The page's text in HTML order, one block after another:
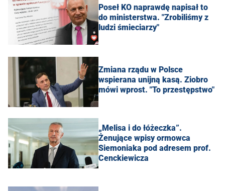
Poseł KO naprawdę napisał to
do ministerstwa. "Zrobiliśmy z
ludzi śmieciarzy"
Zmiana rządu w Polsce
wspierana unijną kasą. Ziobro
mówi wprost. "To przestępstwo"
„Melisa i do łóżeczka”.
Żenujące wpisy ormowca
Siemoniaka pod adresem prof.
Cenckiewicza